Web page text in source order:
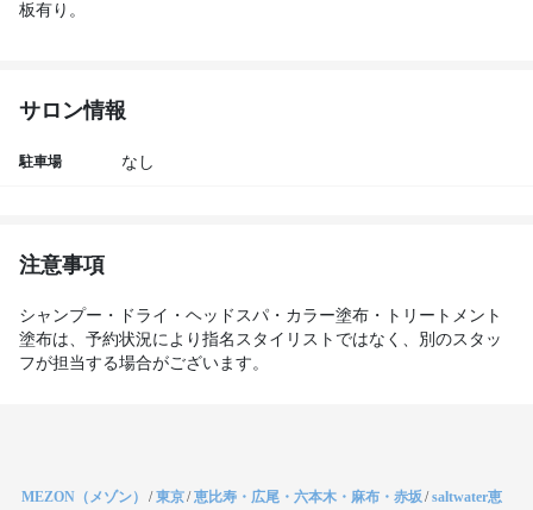
板有り。
サロン情報
駐車場 なし
注意事項
シャンプー・ドライ・ヘッドスパ・カラー塗布・トリートメント
塗布は、予約状況により指名スタイリストではなく、別のスタッ
フが担当する場合がございます。
MEZON（メゾン） /東京/恵比寿・広尾・六本木・麻布・赤坂/saltwater恵